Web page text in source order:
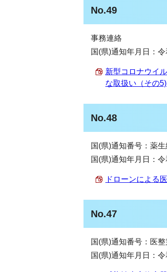
No.49
事務連絡
国(県)通知年月日：
新型コロナウイ
な取扱い（その
No.48
国(県)通知番号：薬
国(県)通知年月日：
ドローンによる
No.47
国(県)通知番号：医
国(県)通知年月日：